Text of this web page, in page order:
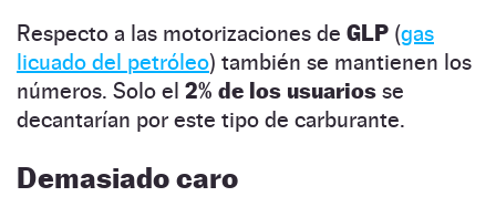
Respecto a las motorizaciones de GLP (gas
licuado del petróleo) también se mantienen los
números. Solo el 2% de los usuarios se
decantarían por este tipo de carburante.
Demasiado caro